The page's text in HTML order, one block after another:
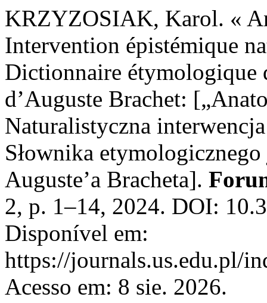
KRZYZOSIAK, Karol. «
Intervention épistémique
Dictionnaire étymologique
d’Auguste Brachet:
Naturalistyczna
Słownika
Auguste’a Bracheta].
2, p. 1–14, 2024. DOI:
Disponível em:
https://journals.us.edu.pl/
Acesso em: 8 sie. 2026.